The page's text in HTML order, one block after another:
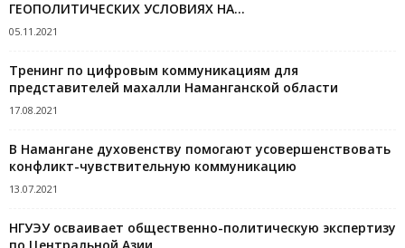
ГЕОПОЛИТИЧЕСКИХ УСЛОВИЯХ НА...
05.11.2021
Тренинг по цифровым коммуникациям для
представителей махалли Наманганской области
17.08.2021
В Намангане духовенству помогают усовершенствовать
конфликт-чувствительную коммуникацию
13.07.2021
НГУЭУ осваивает общественно-политическую экспертизу